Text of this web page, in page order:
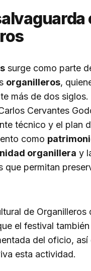
surge como parte
organilleros,
más de dos
Cervantes
técnico y el plan
como
organillera y
permitan
de
el festival
del oficio,
esta actividad.